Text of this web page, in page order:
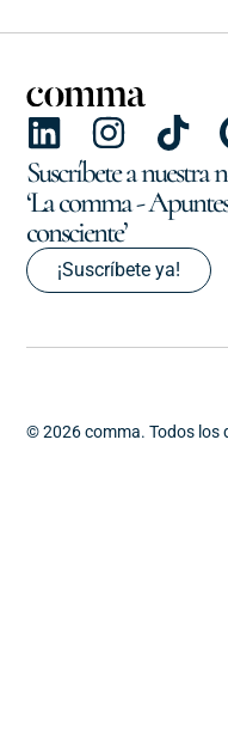
Suscríbete a nuestra
‘La comma -
consciente’
¡Suscríbete ya!
© 2026 comma. Todos los